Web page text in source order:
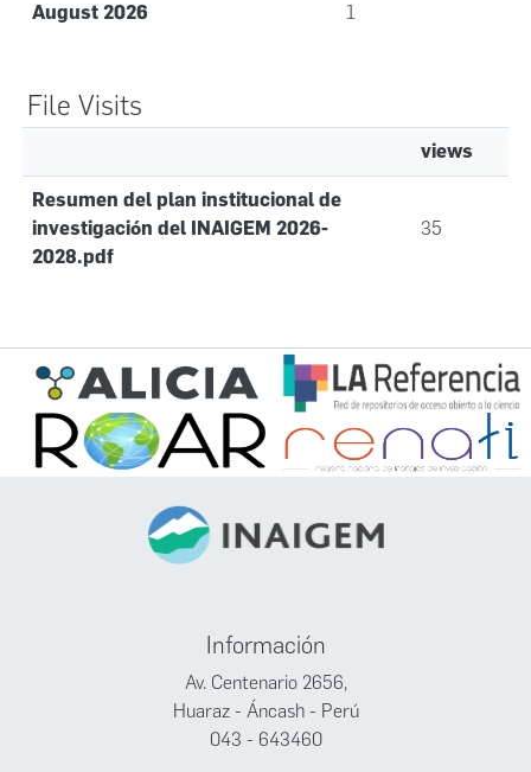
August 2026 1
File Visits
views
Resumen del plan institucional de
investigación del INAIGEM 2026-
2028.pdf
35
Información
Av. Centenario 2656,
Huaraz - Áncash - Perú
043 - 643460